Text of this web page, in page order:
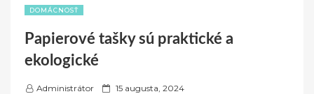
DOMÁCNOSŤ
Papierové tašky sú praktické a
ekologické
Administrátor
P 15 augusta, 2024